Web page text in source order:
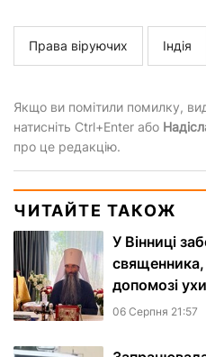
Права віруючих Індія
Якщо ви помітили помилку,
натисніть Ctrl+Enter або
про це редакцію.
ЧИТАЙТЕ ТАКОЖ
У Вінниці
священника,
допомозі
06 Серпня 21:57